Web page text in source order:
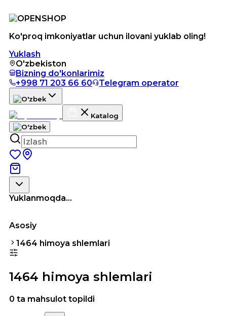
Ko'proq imkoniyatlar uchun ilovani yuklab oling!
Yuklash
O'zbekiston
Bizning do'konlarimiz
+998 71 203 66 60
Telegram operator
Katalog
Yuklanmoqda...
Asosiy
1464 himoya shlemlari
1464 himoya shlemlari
0 ta mahsulot topildi